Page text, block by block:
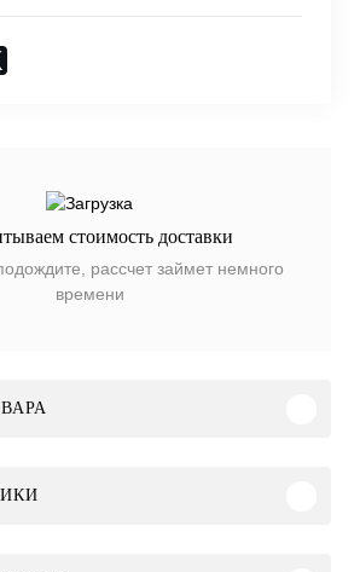
стоимость доставки
рассчет займет немного
времени